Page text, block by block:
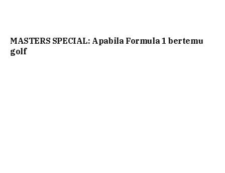
MASTERS SPECIAL: Apabila Formula 1 bertemu
golf